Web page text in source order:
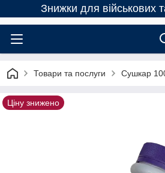
Знижки для військових
Товари та послуги Сушкар
Ціну знижено